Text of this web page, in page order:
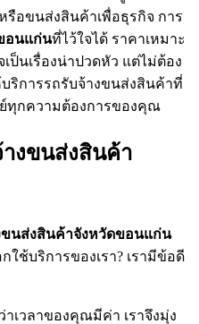
รือขนส่งสินค้าเพื่อธุรกิจ การ
อนแก่นที่ไว้ใจได้ ราคาเหมาะ
ป็นเรื่องน่าปวดหัว แต่ไม่ต้อง
บริการรถรับจ้างขนส่งสินค้าที่
ทุกความต้องการของคุณ
งขนส่งสินค้า
ขนส่งสินค้าจังหวัดขอนแก่น
ช้บริการของเรา? เรามีข้อดี
ว่าเวลาของคุณมีค่า เราจึงมุ่ง